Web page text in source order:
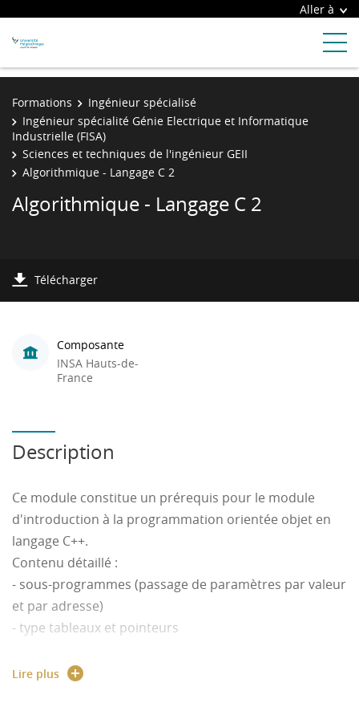
Aller à
Formations
Ingénieur spécialisé
Ingénieur spécialité Génie Electrique et Informatique
Industrielle (FISA)
Sciences et techniques de l'ingénieur GEII
Algorithmique - Langage C 2
Algorithmique - Langage C 2
Télécharger
Composante
INSA Hauts-de-
France
Description
Ce module constitue un prérequis pour le module
d'introduction à la programmation orientée objet en
langage C++.
Contenu détaillé :
- sous-programmes (passage de paramètres par valeur
et par adresse)
- type tableaux et pointeurs
- listes chainées
Lire plus